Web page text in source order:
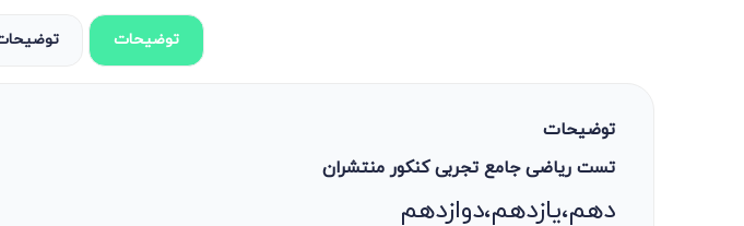
توضیحات
توضیحات
تست ریاضی جامع تجربی کنکور منتشران
دهم،یازدهم،دوازدهم